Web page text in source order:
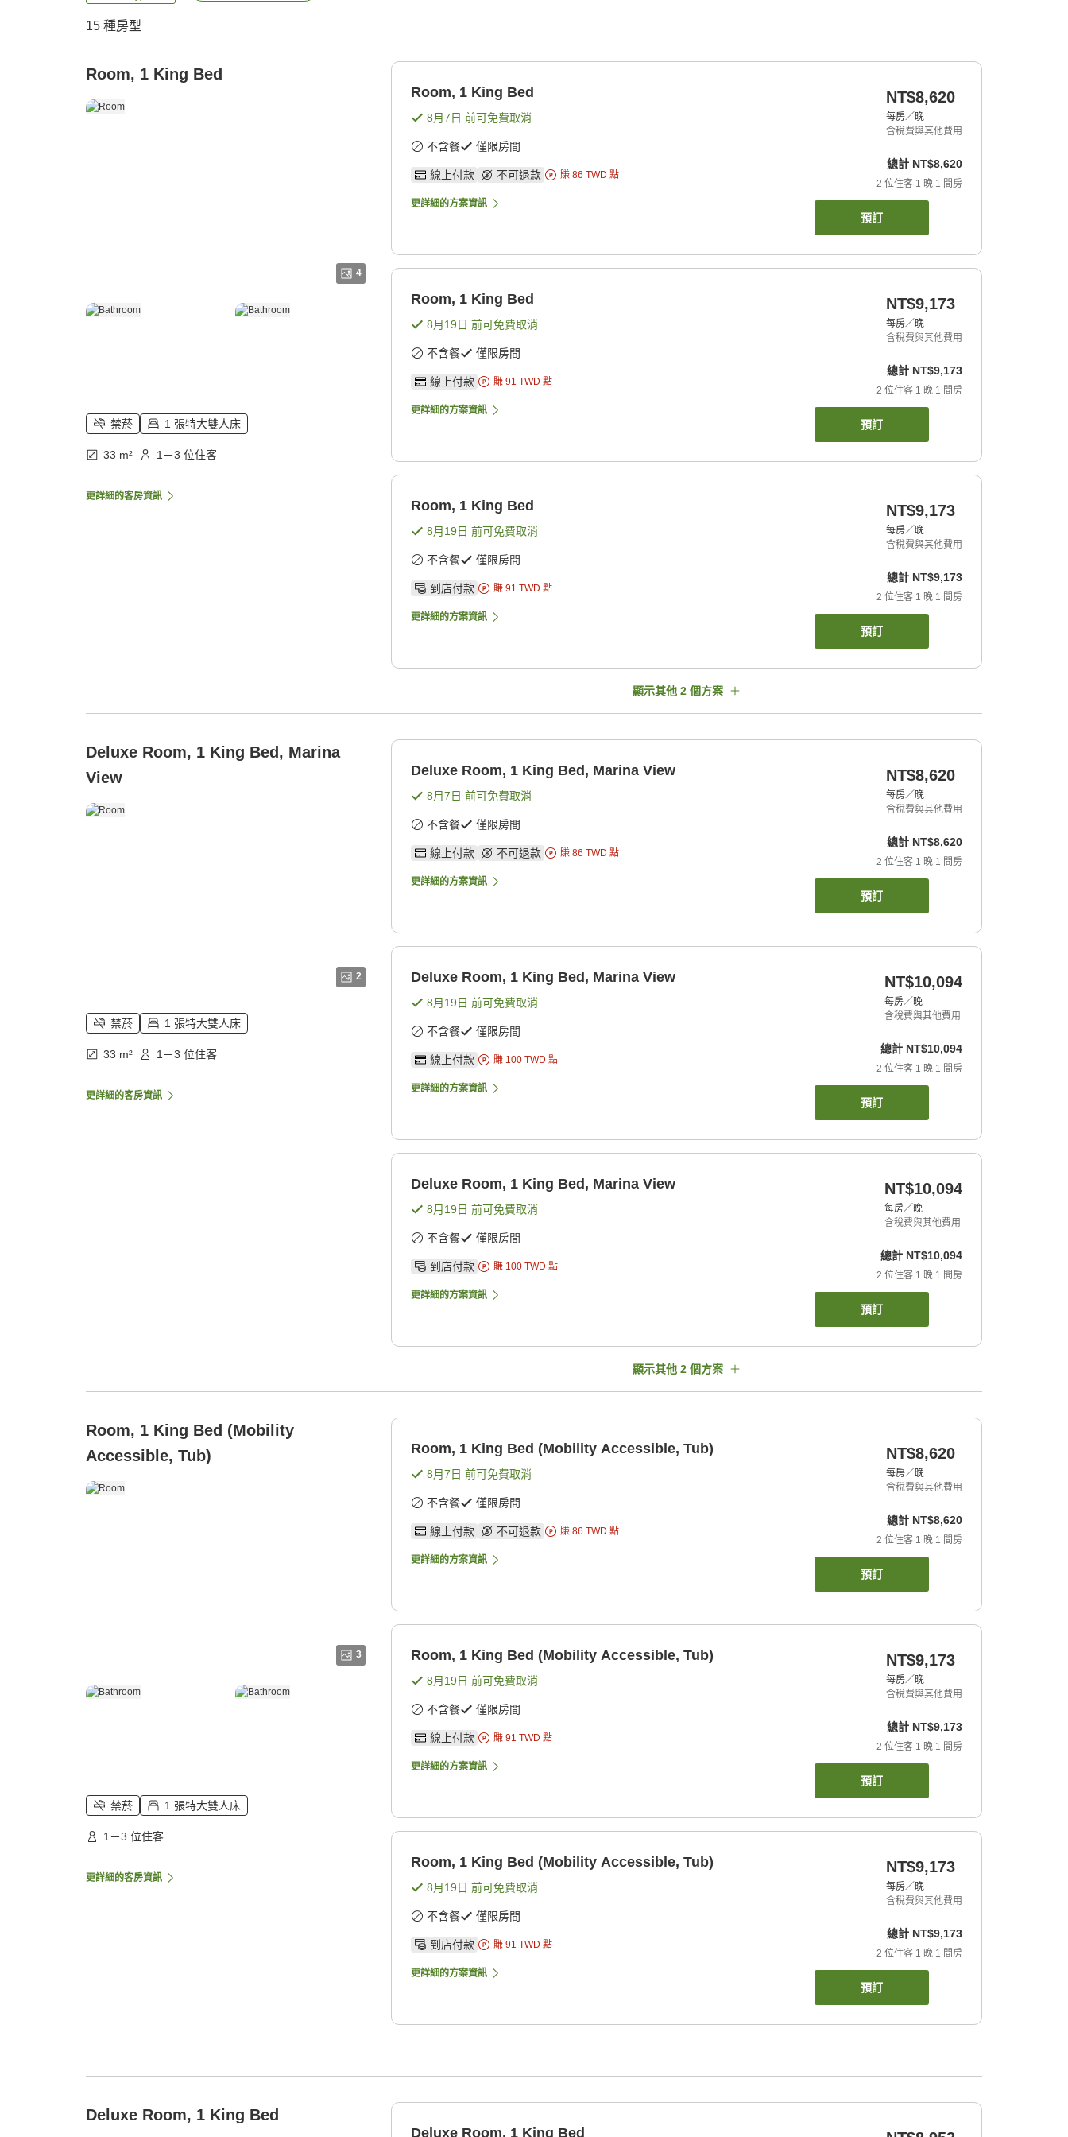
15 種房型
Room, 1 King Bed
4
禁菸 1 張特大雙人床
33 m² 1－3 位住客
更詳細的客房資訊
Room, 1 King Bed
8月7日 前可免費取消
不含餐 僅限房間
線上付款 不可退款 賺 86 TWD 點
更詳細的方案資訊
NT$8,620
每房／晚
含稅費與其他費用
總計 NT$8,620
2 位住客 1 晚 1 間房
預訂
Room, 1 King Bed
8月19日 前可免費取消
不含餐 僅限房間
線上付款 賺 91 TWD 點
更詳細的方案資訊
NT$9,173
每房／晚
含稅費與其他費用
總計 NT$9,173
2 位住客 1 晚 1 間房
預訂
Room, 1 King Bed
8月19日 前可免費取消
不含餐 僅限房間
到店付款 賺 91 TWD 點
更詳細的方案資訊
NT$9,173
每房／晚
含稅費與其他費用
總計 NT$9,173
2 位住客 1 晚 1 間房
預訂
顯示其他 2 個方案
Deluxe Room, 1 King Bed, Marina
View
2
禁菸 1 張特大雙人床
33 m² 1－3 位住客
更詳細的客房資訊
Deluxe Room, 1 King Bed, Marina View
8月7日 前可免費取消
不含餐 僅限房間
線上付款 不可退款 賺 86 TWD 點
更詳細的方案資訊
NT$8,620
每房／晚
含稅費與其他費用
總計 NT$8,620
2 位住客 1 晚 1 間房
預訂
Deluxe Room, 1 King Bed, Marina View
8月19日 前可免費取消
不含餐 僅限房間
線上付款 賺 100 TWD 點
更詳細的方案資訊
NT$10,094
每房／晚
含稅費與其他費用
總計 NT$10,094
2 位住客 1 晚 1 間房
預訂
Deluxe Room, 1 King Bed, Marina View
8月19日 前可免費取消
不含餐 僅限房間
到店付款 賺 100 TWD 點
更詳細的方案資訊
NT$10,094
每房／晚
含稅費與其他費用
總計 NT$10,094
2 位住客 1 晚 1 間房
預訂
顯示其他 2 個方案
Room, 1 King Bed (Mobility
Accessible, Tub)
3
禁菸 1 張特大雙人床
1－3 位住客
更詳細的客房資訊
Room, 1 King Bed (Mobility Accessible, Tub)
8月7日 前可免費取消
不含餐 僅限房間
線上付款 不可退款 賺 86 TWD 點
更詳細的方案資訊
NT$8,620
每房／晚
含稅費與其他費用
總計 NT$8,620
2 位住客 1 晚 1 間房
預訂
Room, 1 King Bed (Mobility Accessible, Tub)
8月19日 前可免費取消
不含餐 僅限房間
線上付款 賺 91 TWD 點
更詳細的方案資訊
NT$9,173
每房／晚
含稅費與其他費用
總計 NT$9,173
2 位住客 1 晚 1 間房
預訂
Room, 1 King Bed (Mobility Accessible, Tub)
8月19日 前可免費取消
不含餐 僅限房間
到店付款 賺 91 TWD 點
更詳細的方案資訊
NT$9,173
每房／晚
含稅費與其他費用
總計 NT$9,173
2 位住客 1 晚 1 間房
預訂
Deluxe Room, 1 King Bed
Deluxe Room, 1 King Bed